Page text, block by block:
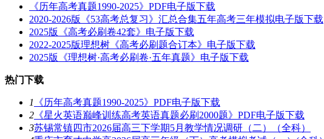
《历年高考真题1990-2025》PDF电子版下载
2020-2026版《53高考总复习》汇总合集五年高考三年模拟电子版下载
2025版《高考必刷卷42套》电子版下载
2022-2025版理想树《高考必刷题合订本》电子版下载
2025版《理想树·高考必刷卷·五年真题》电子版下载
热门下载
1
《历年高考真题1990-2025》PDF电子版下载
2 《星火英语巅峰训练高考英语真题必刷2000题》PDF电子版下载
3苏锡常镇四市2026届高三下学期5月教学情况调研（二）（全科）